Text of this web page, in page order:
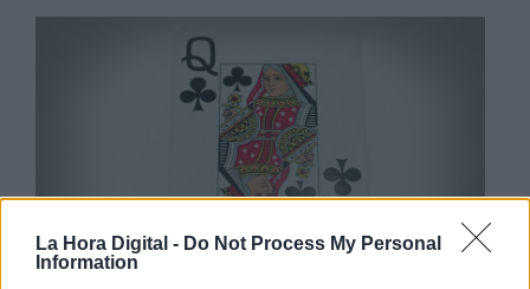
La Hora Digital - Do Not Process My Personal
Information